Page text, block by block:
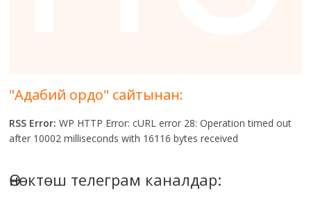
"Адабий ордо" сайтынан:
RSS Error: WP HTTP Error: cURL error 28: Operation timed out
after 10002 milliseconds with 16116 bytes received
Өнөктөш телеграм каналдар: